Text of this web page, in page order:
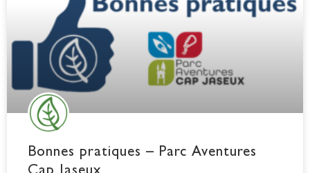
Bonnes pratiques – Parc Aventures